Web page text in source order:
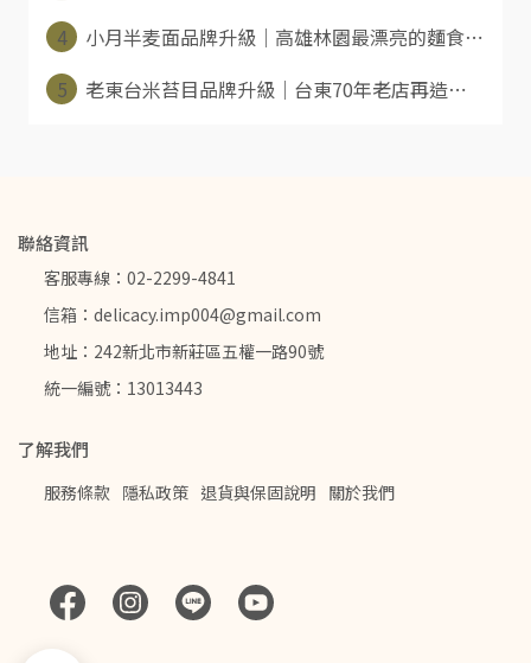
4
小月半麦面品牌升級｜高雄林園最漂亮的麵食⋯
5
老東台米苔目品牌升級｜台東70年老店再造⋯
聯絡資訊
客服專線：02-2299-4841
信箱：delicacy.imp004@gmail.com
地址：242新北市新莊區五權一路90號
統一編號：13013443
了解我們
服務條款 隱私政策 退貨與保固說明 關於我們